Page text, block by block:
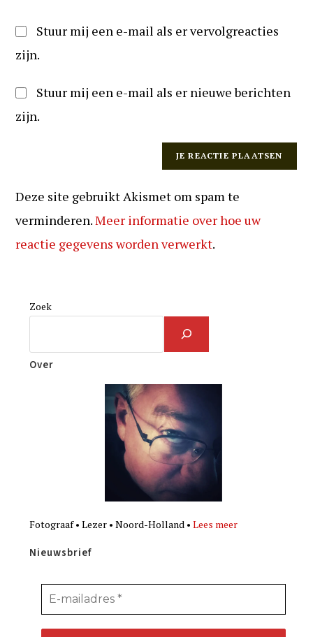
Stuur mij een e-mail als er vervolgreacties
zijn.
Stuur mij een e-mail als er nieuwe berichten
zijn.
Deze site gebruikt Akismet om spam te
verminderen.Meer informatie over hoe uw
reactie gegevens worden verwerkt.
Zoek
Over
Fotograaf • Lezer • Noord-Holland •Lees meer
Nieuwsbrief